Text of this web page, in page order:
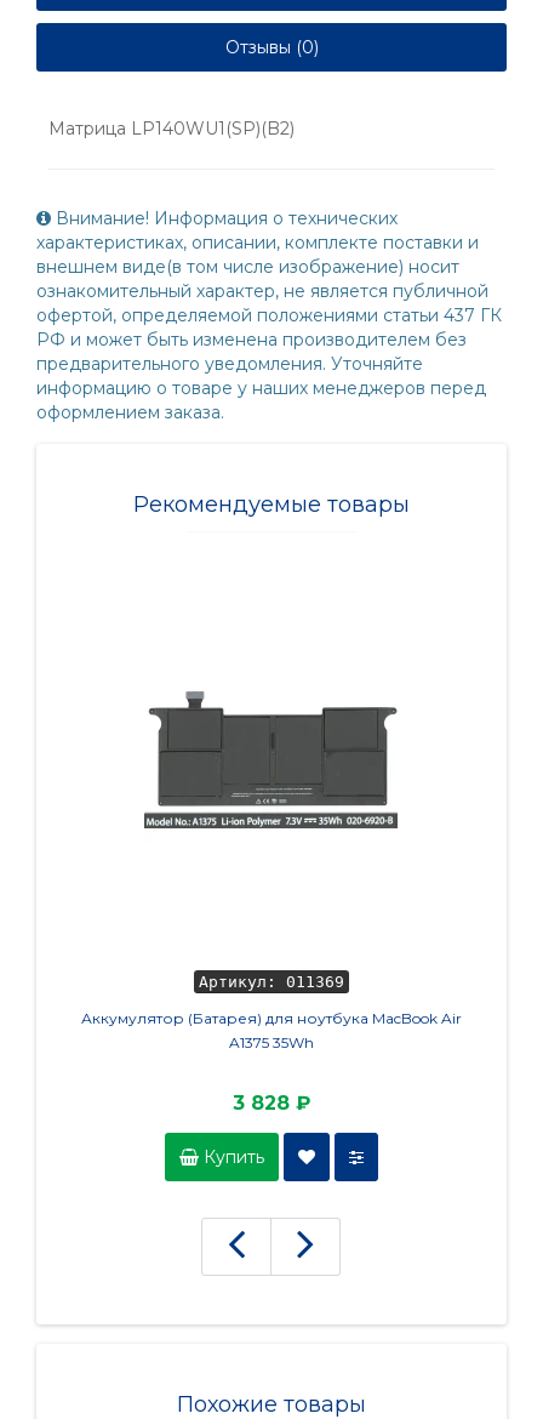
Отзывы (0)
Матрица LP140WU1(SP)(B2)
Внимание! Информация о технических
характеристиках, описании, комплекте поставки и
внешнем виде(в том числе изображение) носит
ознакомительный характер, не является публичной
офертой, определяемой положениями статьи 437 ГК
РФ и может быть изменена производителем без
предварительного уведомления. Уточняйте
информацию о товаре у наших менеджеров перед
оформлением заказа.
Рекомендуемые товары
Артикул: 011369
Аккумулятор (Батарея) для ноутбука MacBook Air
A1375 35Wh
3 828 ₽
Купить
Похожие товары